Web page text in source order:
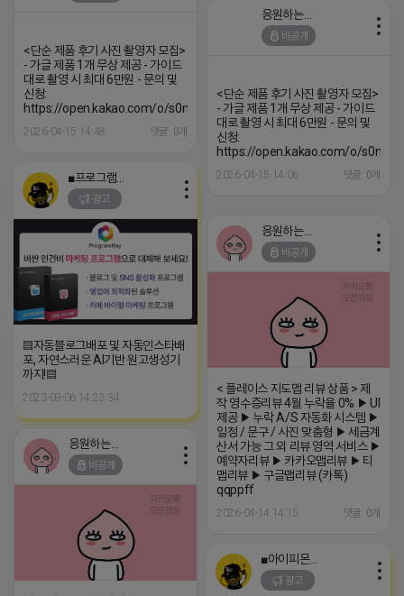
<단순 제품 후기 사진 촬영자 모집>
- 가글 제품 1개 무상 제공 - 가이드
대로 촬영 시 최대 6만원 - 문의 및
신청:
https://open.kakao.com/o/s0nWruqi
2026-04-15 14:48 댓글: 0개
응원하는 튜브
비공개
<단순 제품 후기 사진 촬영자 모집>
- 가글 제품 1개 무상 제공 - 가이드
대로 촬영 시 최대 6만원 - 문의 및
신청:
https://open.kakao.com/o/
2026-04-15 14:06 댓글: 0개
광고
▤자동블로그배포 및 자동인스타배
포, 자연스러운 AI기반 원고생성기
까지!▤
2023-09-06 14:23:34
응원하는 튜브
비공개
< 플레이스 지도맵 리뷰 상품 > 제
작 영수증리뷰 4월 누락율 0% ▶ UI
제공 ▶ 누락 A/S 자동화 시스템 ▶
일정 / 문구 / 사진 맞춤형 ▶ 세금계
산서 가능 그 외 리뷰 영역 서비스 ▶
예약자리뷰 ▶ 카카오맵리뷰 ▶ 티
맵리뷰 ▶ 구글맵리뷰 (카톡)
qqppff
2026-04-14 14:15 댓글: 0개
응원하는 튜브
비공개
■아이피몬스터■
광고